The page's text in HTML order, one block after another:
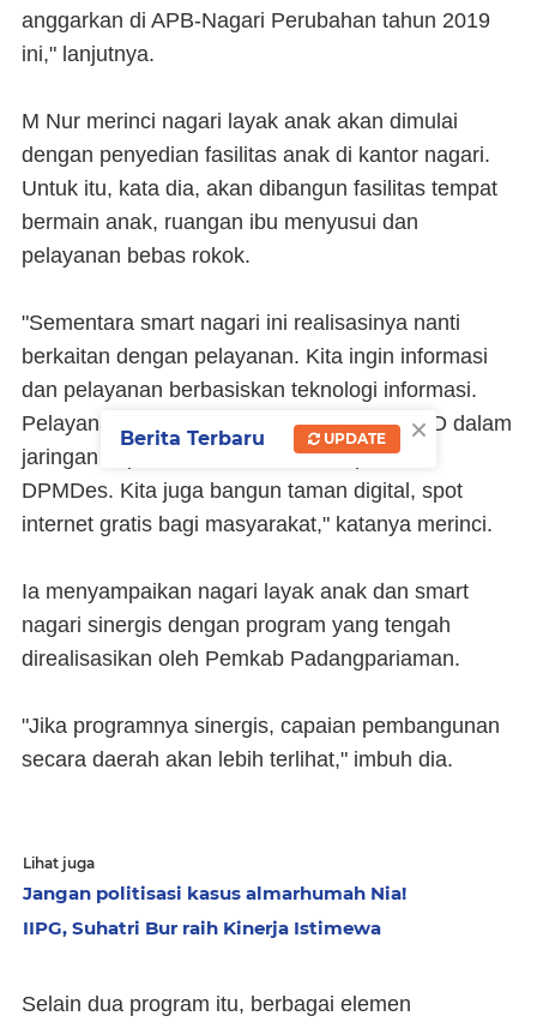
anggarkan di APB-Nagari Perubahan tahun 2019
ini," lanjutnya.
M Nur merinci nagari layak anak akan dimulai
dengan penyedian fasilitas anak di kantor nagari.
Untuk itu, kata dia, akan dibangun fasilitas tempat
bermain anak, ruangan ibu menyusui dan
pelayanan bebas rokok.
"Sementara smart nagari ini realisasinya nanti
berkaitan dengan pelayanan. Kita ingin informasi
dan pelayanan berbasiskan teknologi informasi.
Pelayanan di nagari terkoneksi dengan OPD dalam
jaringan seperti Kominfo, Disdukcapil dan
DPMDes. Kita juga bangun taman digital, spot
internet gratis bagi masyarakat," katanya merinci.
Ia menyampaikan nagari layak anak dan smart
nagari sinergis dengan program yang tengah
direalisasikan oleh Pemkab Padangpariaman.
"Jika programnya sinergis, capaian pembangunan
secara daerah akan lebih terlihat," imbuh dia.
Lihat juga
Jangan politisasi kasus almarhumah Nia!
IIPG, Suhatri Bur raih Kinerja Istimewa
Selain dua program itu, berbagai elemen
×
Berita Terbaru UPDATE